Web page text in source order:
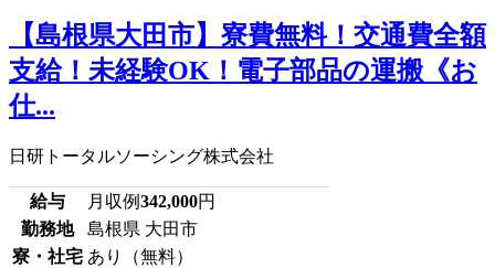
【島根県大田市】寮費無料！交通費全額
支給！未経験OK！電子部品の運搬《お
仕...
日研トータルソーシング株式会社
給与 月収例342,000円
勤務地
島根県 大田市
寮・社宅 あり（無料）